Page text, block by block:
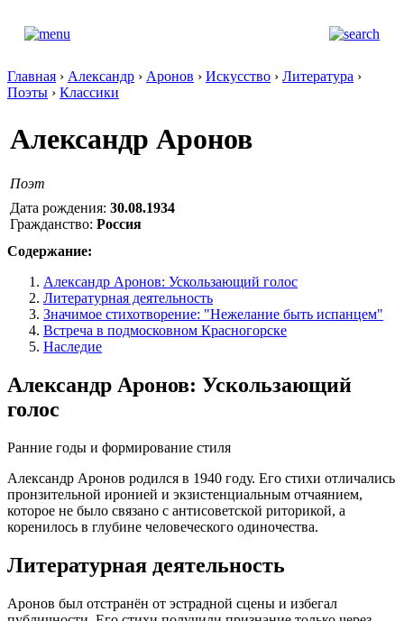
Главная › Александр › Аронов › Искусство › Литература ›
Поэты › Классики
Александр Аронов
Поэт
Дата рождения: 30.08.1934
Гражданство: Россия
Содержание:
Александр Аронов: Ускользающий голос
Литературная деятельность
Значимое стихотворение: "Нежелание быть испанцем"
Встреча в подмосковном Красногорске
Наследие
Александр Аронов: Ускользающий
голос
Ранние годы и формирование стиля
Александр Аронов родился в 1940 году. Его стихи отличались
пронзительной иронией и экзистенциальным отчаянием,
которое не было связано с антисоветской риторикой, а
коренилось в глубине человеческого одиночества.
Литературная деятельность
Аронов был отстранён от эстрадной сцены и избегал